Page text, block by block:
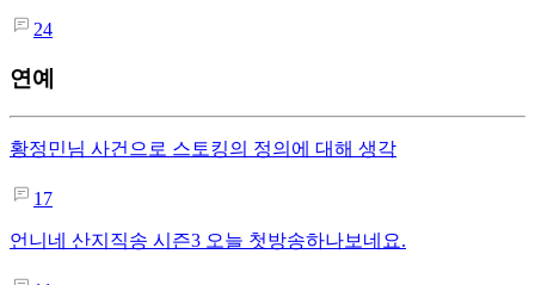
24
연예
황정민님 사건으로 스토킹의 정의에 대해 생각
17
언니네 산지직송 시즌3 오늘 첫방송하나보네요.